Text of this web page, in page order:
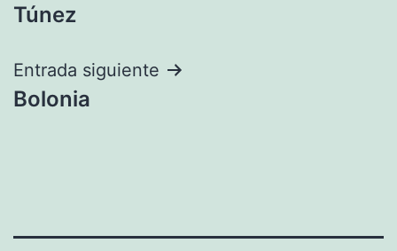
Túnez
Entrada siguiente
Bolonia